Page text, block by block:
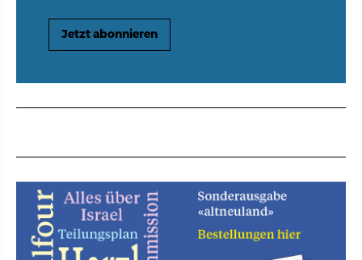
Jetzt abonnieren